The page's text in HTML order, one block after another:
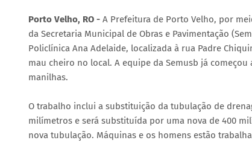
Porto Velho, RO - A Prefeitura de Porto Velho, por
da Secretaria Municipal de Obras e Pavimentação
Policlínica Ana Adelaide, localizada à rua Padre
mau cheiro no local. A equipe da Semusb já
manilhas.
O trabalho inclui a substituição da tubulação de
milímetros e será substituída por uma nova de 400
nova tubulação. Máquinas e os homens estão